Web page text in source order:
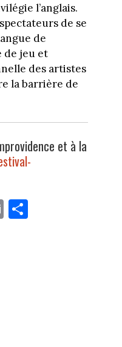
l’anglais.
de se
de
de jeu et
des artistes
la barrière de
et à la
E
m
Pa